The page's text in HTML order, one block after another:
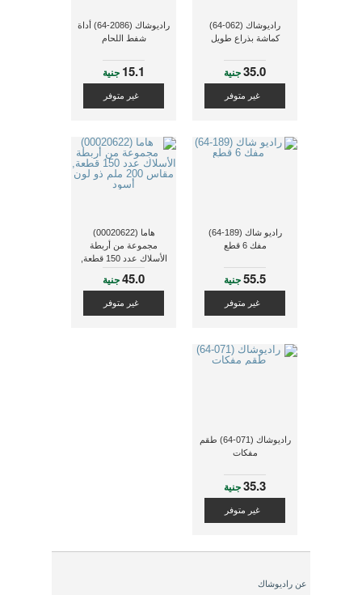
راديوشاك (062-64)
كماشة بذراع طويل
35.0جنية
غير متوفر
راديوشاك (2086-64) أداة
شفط اللحام
15.1 جنية
غير متوفر
راديو شاك (189-64)
مفك 6 قطع
55.5جنية
غير متوفر
هاما (00020622)
مجموعة من أربطة
الأسلاك عدد 150 قطعة,
مقاس 200 ملم ذو لون
أسود45.0جنية
غير متوفر
راديوشاك (071-64) طقم
مفكات
35.3جنية
غير متوفر
عن راديوشاك